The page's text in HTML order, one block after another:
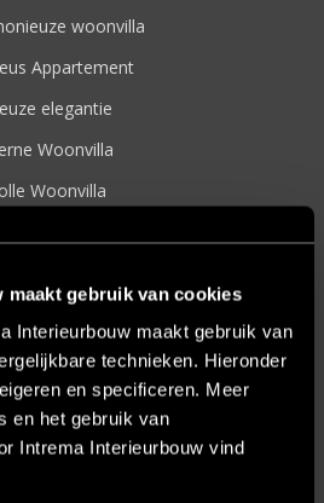
maakt gebruik van cookies
Interieurbouw maakt gebruik van
technieken. Hieronder
en specificeren. Meer
en het gebruik van
Intrema Interieurbouw vind
woonvilla
Appartement
elegantie
Woonvilla
Woonvilla